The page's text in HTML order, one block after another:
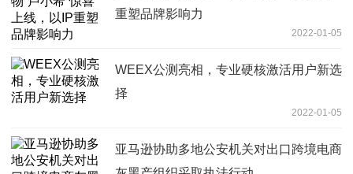
重塑品牌影响力
2022-01-05
WEEX公测亮相，专业硬核激活用户新选
择
2022-01-05
亚马逊协助多地公安机关对出口跨境电商